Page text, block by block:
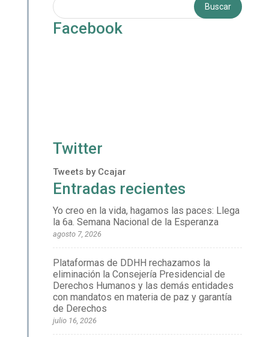
Facebook
Twitter
Tweets by Ccajar
Entradas recientes
Yo creo en la vida, hagamos las paces: Llega
la 6a. Semana Nacional de la Esperanza
agosto 7, 2026
Plataformas de DDHH rechazamos la
eliminación la Consejería Presidencial de
Derechos Humanos y las demás entidades
con mandatos en materia de paz y garantía
de Derechos
julio 16, 2026